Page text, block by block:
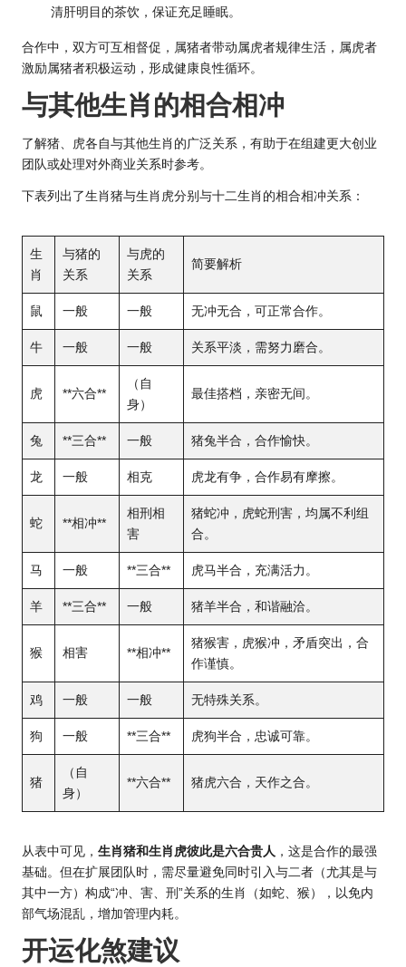
清肝明目的茶饮，保证充足睡眠。
合作中，双方可互相督促，属猪者带动属虎者规律生活，属虎者
激励属猪者积极运动，形成健康良性循环。
与其他生肖的相合相冲
了解猪、虎各自与其他生肖的广泛关系，有助于在组建更大创业
团队或处理对外商业关系时参考。
下表列出了生肖猪与生肖虎分别与十二生肖的相合相冲关系：
生
肖
与猪的
关系
与虎的
关系
简要解析
鼠 一般 一般 无冲无合，可正常合作。
牛 一般 一般 关系平淡，需努力磨合。
虎 **六合**
（自
身）
最佳搭档，亲密无间。
兔 **三合** 一般 猪兔半合，合作愉快。
龙 一般 相克 虎龙有争，合作易有摩擦。
蛇 **相冲**
相刑相
害
猪蛇冲，虎蛇刑害，均属不利组
合。
马 一般 **三合** 虎马半合，充满活力。
羊 **三合** 一般 猪羊半合，和谐融洽。
猴 相害 **相冲**
猪猴害，虎猴冲，矛盾突出，合
作谨慎。
鸡 一般 一般 无特殊关系。
狗 一般 **三合** 虎狗半合，忠诚可靠。
猪
（自
身）
**六合** 猪虎六合，天作之合。
从表中可见， 生肖猪和生肖虎彼此是六合贵人 ，这是合作的最强
基础。但在扩展团队时，需尽量避免同时引入与二者（尤其是与
其中一方）构成“冲、害、刑”关系的生肖（如蛇、猴），以免内
部气场混乱，增加管理内耗。
开运化煞建议